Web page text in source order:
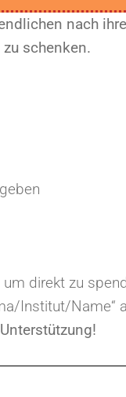
nach
schenken.
direkt zu
Institut/Name“